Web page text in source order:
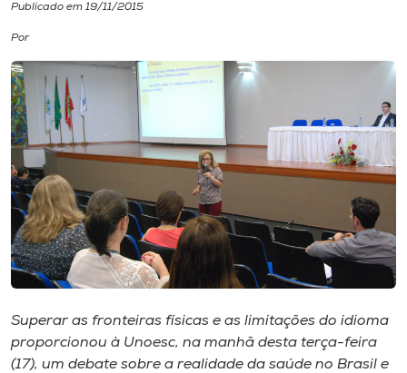
Biblioteca
Editora
Rádio
Museu
Unoesc
Store
Publicado em 19/11/2015
Por
Superar as fronteiras físicas e as limitações do idioma
proporcionou à Unoesc, na manhã desta terça-feira
(17), um debate sobre a realidade da saúde no Brasil e